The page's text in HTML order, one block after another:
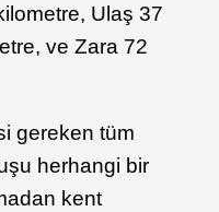
Ulaş 37
ve Zara 72
gereken tüm
herhangi bir
kent